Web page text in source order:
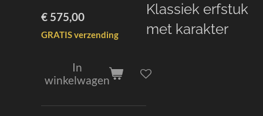
Klassiek erfstuk
met karakter
€ 575,00
GRATIS verzending
In
winkelwagen